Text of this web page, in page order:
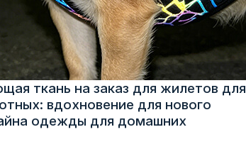
ткань на заказ для жилетов для
вдохновение для нового
одежды для домашних